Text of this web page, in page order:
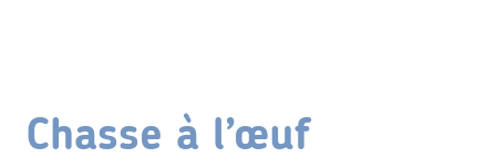
Chasse à l’œuf